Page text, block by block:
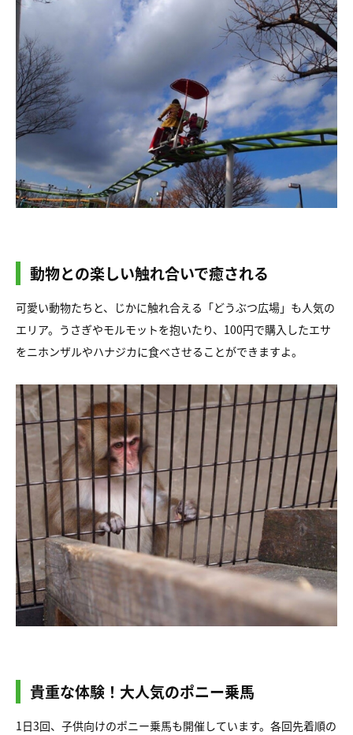
動物との楽しい触れ合いで癒される
可愛い動物たちと、じかに触れ合える「どうぶつ広場」も人気の
エリア。うさぎやモルモットを抱いたり、100円で購入したエサ
をニホンザルやハナジカに食べさせることができますよ。
貴重な体験！大人気のポニー乗馬
1日3回、子供向けのポニー乗馬も開催しています。各回先着順の